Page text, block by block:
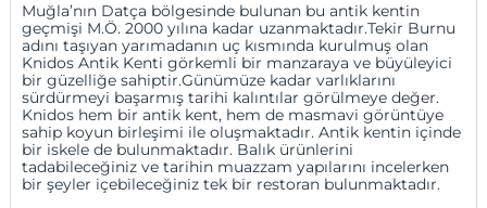
Muğla’nın Datça bölgesinde bulunan bu antik kentin
geçmişi M.Ö. 2000 yılına kadar uzanmaktadır.Tekir Burnu
adını taşıyan yarımadanın uç kısmında kurulmuş olan
Knidos Antik Kenti görkemli bir manzaraya ve büyüleyici
bir güzelliğe sahiptir.Günümüze kadar varlıklarını
sürdürmeyi başarmış tarihi kalıntılar görülmeye değer.
Knidos hem bir antik kent, hem de masmavi görüntüye
sahip koyun birleşimi ile oluşmaktadır. Antik kentin içinde
bir iskele de bulunmaktadır. Balık ürünlerini
tadabileceğiniz ve tarihin muazzam yapılarını incelerken
bir şeyler içebileceğiniz tek bir restoran bulunmaktadır.